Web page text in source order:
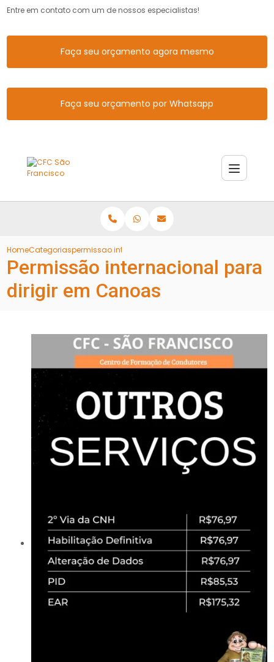
Entre em contato com um de nossos especialistas!
Faça seu orçamento agora mesmo
Faça seu orçamento por Whatsapp
HomeCategoriaspermissao internacional dirigir canoas
Permissão internacional para
dirigir em Canoas